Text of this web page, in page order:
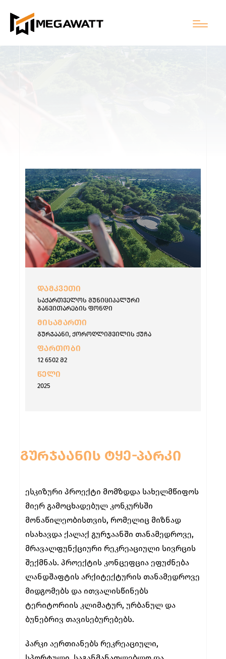
ᲓᲐᲛᲙᲕᲔᲗᲘ
საქართველოს მუნიციპალური
განვითარების ფონდი
ᲛᲘᲡᲐᲛᲐᲠᲗᲘ
გურჯაანი, ქოროღლიშვილის ქუჩა
ᲤᲐᲠᲗᲝᲑᲘ
12 6502 მ2
ᲬᲔᲚᲘ
2025
ᲒᲣᲠᲯᲐᲐᲜᲘᲡ ᲢᲧᲔ-ᲞᲐᲠᲙᲘ
ესკიზური პროექტი მომზდდა სახელმწიფოს
მიერ გამოცხადებულ კონკურსში
მონაწილეობისთვის, რომელიც მიზნად
ისახავდა ქალაქ გურჯაანში თანამედროვე,
მრავალფუნქციური რეკრეაციული სივრცის
შექმნას. პროექტის კონცეფცია ეფუძნება
ლანდშაფტის არქიტექტურის თანამედროვე
მიდგომებს და ითვალისწინებს
ტერიტორიის კლიმატურ, ურბანულ და
ბუნებრივ თავისებურებებს.
პარკი აერთიანებს რეკრეაციული,